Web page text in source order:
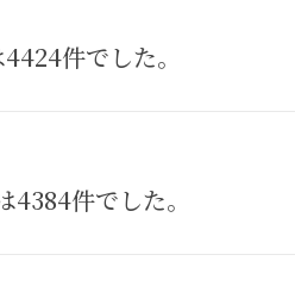
件でした。
件でした。